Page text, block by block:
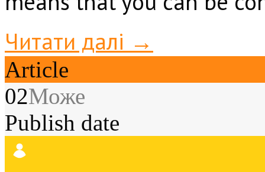
Читати далі →
Article
02Може
Publish date